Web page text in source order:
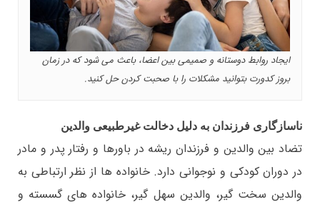
ایجاد روابط دوستانه و صمیمی بین اعضا، باعث می شود که در زمان
بروز کدورت بتوانید مشکلات را با صحبت کردن حل کنید.
ناسازگاری فرزندان به دلیل دخالت غیرطبیعی والدین
تضاد بین والدین و فرزندان ریشه در باورها و رفتار پدر و مادر
در دوران کودکی و نوجوانی دارد. خانواده ها از نظر ارتباطی به
والدین سخت گیر، والدین سهل گیر، خانواده های گسسته و